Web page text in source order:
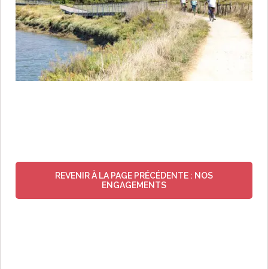
REVENIR À LA PAGE PRÉCÉDENTE : NOS
ENGAGEMENTS